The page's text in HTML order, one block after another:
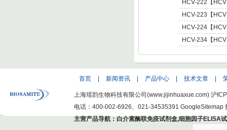
型肝炎病毒
Hepatitis C
HCV-222【
肝炎病毒NS5,
C Virus NS5
HCV-223【
肝炎病毒NS5,
C Virus NS5
HCV-224【
肝炎病毒NS5,
HCV-234【
Hepatitis C Virus
首页 新闻资讯 产品中心 技术文章
上海瑶韵生物科技有限公司(www.jijinhuaxue.com) 沪
电话：400-002-6926、021-34535391 GoogleSitemap
主营产品导航： 白介素酶联免疫试剂盒,细胞因子ELISA